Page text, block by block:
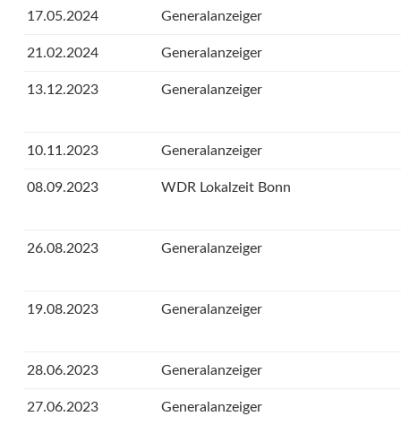
17.05.2024 Generalanzeiger
21.02.2024 Generalanzeiger
13.12.2023 Generalanzeiger
10.11.2023 Generalanzeiger
08.09.2023 WDR Lokalzeit Bonn
26.08.2023 Generalanzeiger
19.08.2023 Generalanzeiger
28.06.2023 Generalanzeiger
27.06.2023 Generalanzeiger